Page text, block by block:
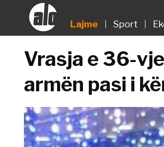
Lajme Sport
Vrasja e 36-
armën pasi i